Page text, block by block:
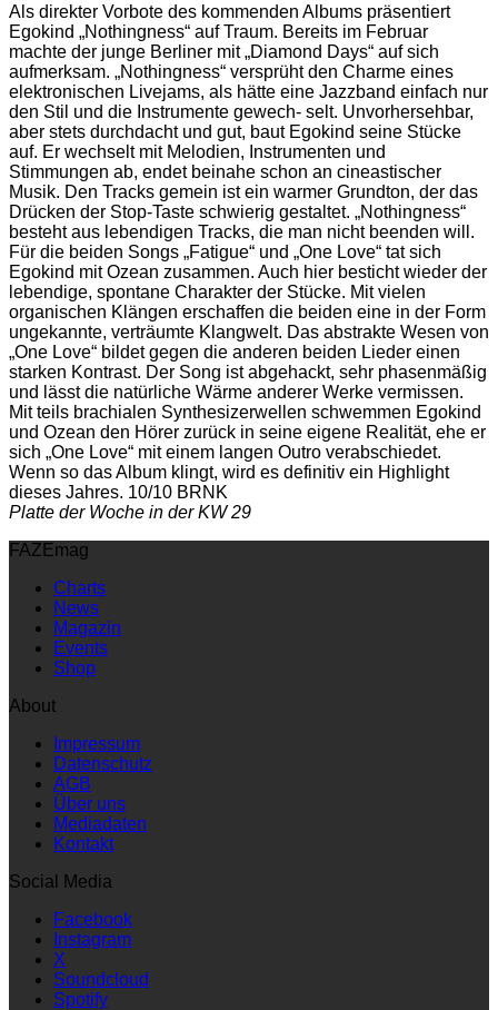
Als direkter Vorbote des kommenden Albums präsentiert
Egokind „Nothingness“ auf Traum. Bereits im Februar
machte der junge Berliner mit „Diamond Days“ auf sich
aufmerksam. „Nothingness“ versprüht den Charme eines
elektronischen Livejams, als hätte eine Jazzband einfach nur
den Stil und die Instrumente gewech- selt. Unvorhersehbar,
aber stets durchdacht und gut, baut Egokind seine Stücke
auf. Er wechselt mit Melodien, Instrumenten und
Stimmungen ab, endet beinahe schon an cineastischer
Musik. Den Tracks gemein ist ein warmer Grundton, der das
Drücken der Stop-Taste schwierig gestaltet. „Nothingness“
besteht aus lebendigen Tracks, die man nicht beenden will.
Für die beiden Songs „Fatigue“ und „One Love“ tat sich
Egokind mit Ozean zusammen. Auch hier besticht wieder der
lebendige, spontane Charakter der Stücke. Mit vielen
organischen Klängen erschaffen die beiden eine in der Form
ungekannte, verträumte Klangwelt. Das abstrakte Wesen von
„One Love“ bildet gegen die anderen beiden Lieder einen
starken Kontrast. Der Song ist abgehackt, sehr phasenmäßig
und lässt die natürliche Wärme anderer Werke vermissen.
Mit teils brachialen Synthesizerwellen schwemmen Egokind
und Ozean den Hörer zurück in seine eigene Realität, ehe er
sich „One Love“ mit einem langen Outro verabschiedet.
Wenn so das Album klingt, wird es definitiv ein Highlight
dieses Jahres. 10/10 BRNK
Platte der Woche in der KW 29
FAZEmag
Charts
News
Magazin
Events
Shop
About
Impressum
Datenschutz
AGB
Über uns
Mediadaten
Kontakt
Social Media
Facebook
Instagram
X
Soundcloud
Spotify